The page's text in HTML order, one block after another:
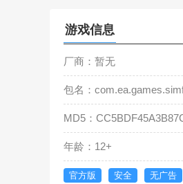
游戏信息
厂商：暂无
包名：
MD5：
年龄：12+
官方版 安全 无广告